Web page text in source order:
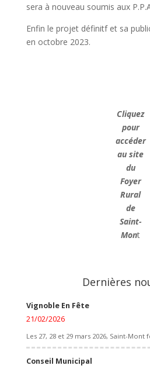
sera à nouveau soumis aux
Enfin le projet définitf et sa
en octobre 2023.
Cliquez
pour
accéder
au site
du
Foyer
Rural
de
Saint-
Mont
Dernières
Vignoble En Fête
21/02/2026
Les 27, 28 et 29 mars 2026, Saint-Mont
Conseil Municipal